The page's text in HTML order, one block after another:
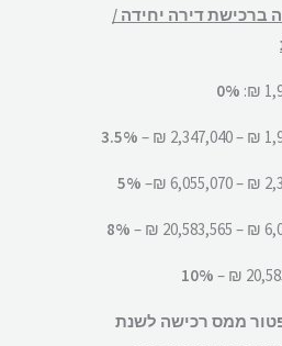
דירה יחידה /
0%
3.5%
5%
8%
10%
ממס רכישה לשנת